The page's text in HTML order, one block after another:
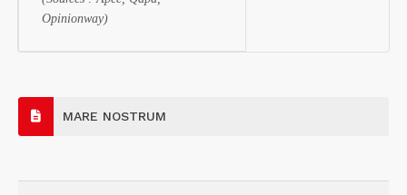
Opinionway)
MARE NOSTRUM